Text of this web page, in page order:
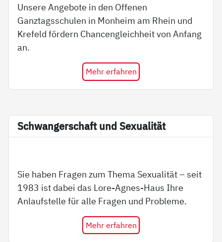
Unsere Angebote in den Offenen
Ganztagsschulen in Monheim am Rhein und
Krefeld fördern Chancengleichheit von Anfang
an.
Mehr erfahren
Schwan­ger­schaft und Se­xua­li­tät
Sie haben Fragen zum Thema Sexualität – seit
1983 ist dabei das Lore-Agnes-Haus Ihre
Anlaufstelle für alle Fragen und Probleme.
Mehr erfahren